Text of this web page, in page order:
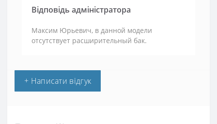
Відповідь адміністратора
Максим Юрьевич, в данной модели
отсутствует расширительный бак.
+ Написати відгук